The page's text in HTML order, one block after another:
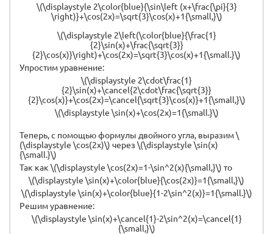
\(\displaystyle 2\color{blue}{\sin\left (x+\frac{\pi}{3}
\right)}+\cos(2x)=\sqrt{3}\cos(x)+1{\small,}\)
\(\displaystyle 2\left(\color{blue}{\frac{1}
{2}\sin(x)+\frac{\sqrt{3}}
{2}\cos(x)}\right)+\cos(2x)=\sqrt{3}\cos(x)+1{\small.}\)
Упростим уравнение:
\(\displaystyle 2\cdot\frac{1}
{2}\sin(x)+\cancel{2\cdot\frac{\sqrt{3}}
{2}\cos(x)}+\cos(2x)=\cancel{\sqrt{3}\cos(x)}+1{\small,}\)
\(\displaystyle \sin(x)+\cos(2x)=1{\small.}\)
Теперь, с помощью формулы двойного угла, выразим \
(\displaystyle \cos(2x)\) через \(\displaystyle \sin(x)
{\small.}\)
Так как \(\displaystyle \cos(2x)=1-\sin^2(x){\small,}\) то
\(\displaystyle \sin(x)+\color{blue}{\cos(2x)}=1{\small,}\)
\(\displaystyle \sin(x)+\color{blue}{1-2\sin^2(x)}=1{\small.}\)
Решим уравнение:
\(\displaystyle \sin(x)+\cancel{1}-2\sin^2(x)=\cancel{1}
{\small,}\)